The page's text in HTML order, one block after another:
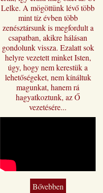
Lelke. A mögöttünk lévő több
mint tíz évben több
zenésztársunk is megfordult a
csapatban, akikre hálásan
gondolunk vissza. Ezalatt sok
helyre vezetett minket Isten,
úgy, hogy nem kerestük a
lehetőségeket, nem kínáltuk
magunkat, hanem rá
hagyatkoztunk, az Ő
vezetésére...
Bővebben